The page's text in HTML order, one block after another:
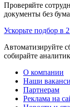
Проверяйте
документы без
Ускорьте подбор в
Автоматизируйте
собирайте
О компании
Наши
Партнерам
Реклама на